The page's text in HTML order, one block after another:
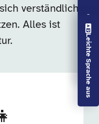
Vorlesen aus
Leichte Sprache aus
verständlich
Alles ist